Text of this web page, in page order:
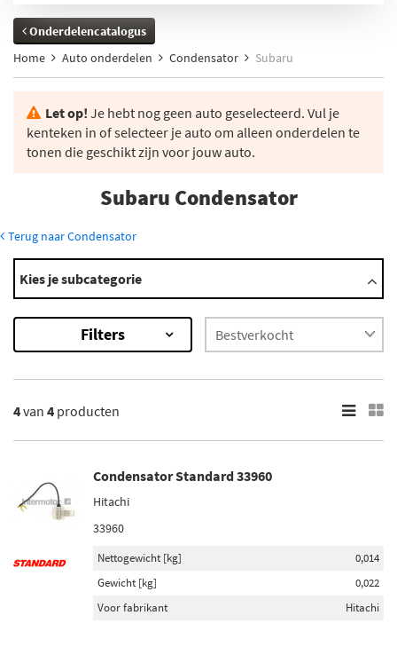
Onderdelencatalogus
Home
Auto onderdelen Condensator Subaru
Let op! Je hebt nog geen auto geselecteerd. Vul je
kenteken in of selecteer je auto om alleen onderdelen te
tonen die geschikt zijn voor jouw auto.
Subaru Condensator
Terug naar Condensator
Modellen
Justy
Leone
Mini Jumbo
Minibus
×
Merk
Standard (2)
Beru By Driv (1)
Herth+Buss Jakoparts (1)
Kies je subcategorie
Filters
4van 4 producten
Condensator Standard 33960
Hitachi
33960
Nettogewicht [kg]
0,014
Gewicht [kg]
0,022
Voor fabrikant
Hitachi